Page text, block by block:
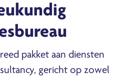
pakket aan diensten
gericht op zowel